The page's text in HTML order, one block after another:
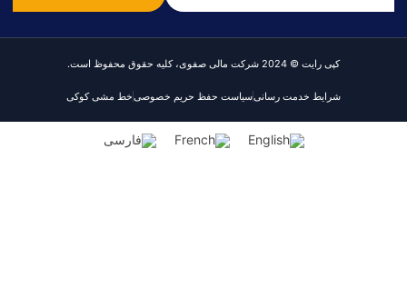
کپی رایت © 2024 شرکت مالی صفوی، کلیه حقوق محفوظ است.
شرایط خدمت رسانیسیاست حفظ حریم خصوصیخط مشی کوکی